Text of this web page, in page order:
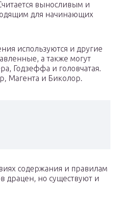
выносливым и
для начинающих
используются и другие
а также могут
Годзеффа и головчатая.
Магента и Биколор.
содержания и правилам
драцен, но существуют и